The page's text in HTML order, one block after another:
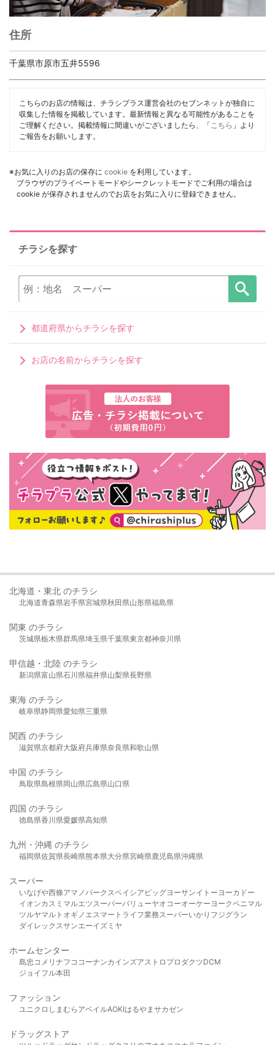
住所
千葉県市原市五井5596
こちらのお店の情報は、チラシプラス運営会社のセブンネットが独自に
収集した情報を掲載しています。最新情報と異なる可能性があることを
ご理解ください。掲載情報に間違いがございましたら、「 こちら 」より
ご報告をお願いします。
※お気に入りのお店の保存に cookie を利用しています。
ブラウザのプライベートモードやシークレットモードでご利用の場合は
cookie が保存されませんのでお店をお気に入りに登録できません。
チラシを探す
都道府県からチラシを探す
お店の名前からチラシを探す
北海道・東北 のチラシ
北海道青森県岩手県宮城県秋田県山形県福島県
関東 のチラシ
茨城県栃木県群馬県埼玉県千葉県東京都神奈川県
甲信越・北陸 のチラシ
新潟県富山県石川県福井県山梨県長野県
東海 のチラシ
岐阜県静岡県愛知県三重県
関西 のチラシ
滋賀県京都府大阪府兵庫県奈良県和歌山県
中国 のチラシ
鳥取県島根県岡山県広島県山口県
四国 のチラシ
徳島県香川県愛媛県高知県
九州・沖縄 のチラシ
福岡県佐賀県長崎県熊本県大分県宮崎県鹿児島県沖縄県
スーパー
いなげや西條アマノパークスベイシア ビッグヨーサンイトーヨーカドー
イオンカスミ マルエツスーパーバリューヤオコーオーケー ヨークベニマル
ツルヤマルト オギノ エスマート ライフ業務スーパーいかり フジグラン
ダイレックスサンエーイズミヤ
ホームセンター
島忠 コメリ ナフコ コーナンカインズアストロプロダクツDCM
ジョイフル本田
ファッション
ユニクロ しまむら アベイルAOKIはるやま サカゼン
ドラッグストア